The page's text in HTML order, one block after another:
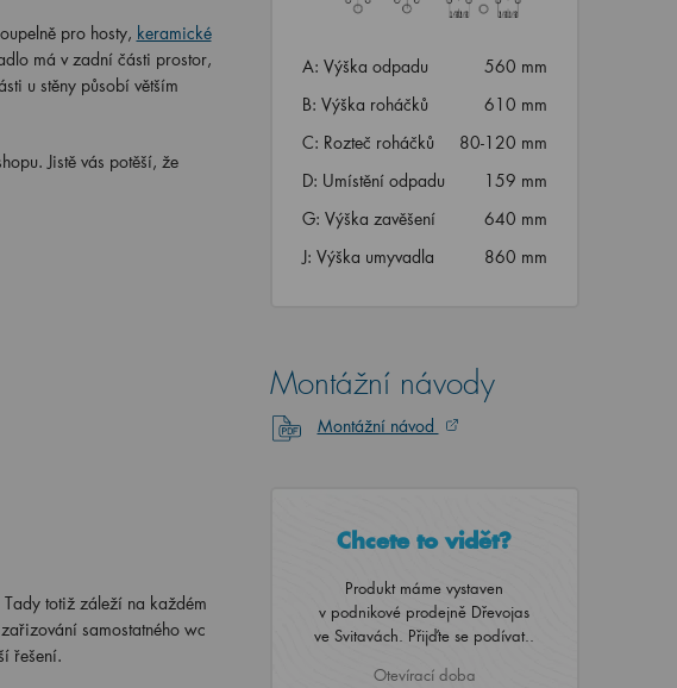
pro hosty, keramické
má v zadní části prostor,
u stěny působí větším
Jistě vás potěší, že
totiž záleží na každém
samostatného wc
řešení.
A: Výška odpadu
560 mm
B: Výška roháčků
610 mm
C: Rozteč roháčků
80-120 mm
D: Umístění odpadu
159 mm
G: Výška zavěšení
640 mm
J: Výška umyvadla
860 mm
Montážní návody
Montážní návod
Chcete to vidět?
Produkt máme vystaven
v podnikové prodejně Dřevojas
ve Svitavách. Přijďte se podívat..
Otevírací doba